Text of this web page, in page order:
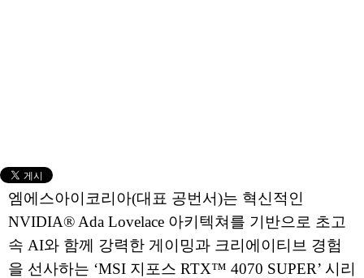
엠에스아이코리아(대표 공번서)는 혁신적인
NVIDIA® Ada Lovelace 아키텍쳐를 기반으로 초고
속 AI와 함께 강력한 게이밍과 크리에이티브 경험
을 선사하는 ‘MSI 지포스 RTX™ 4070 SUPER’ 시리